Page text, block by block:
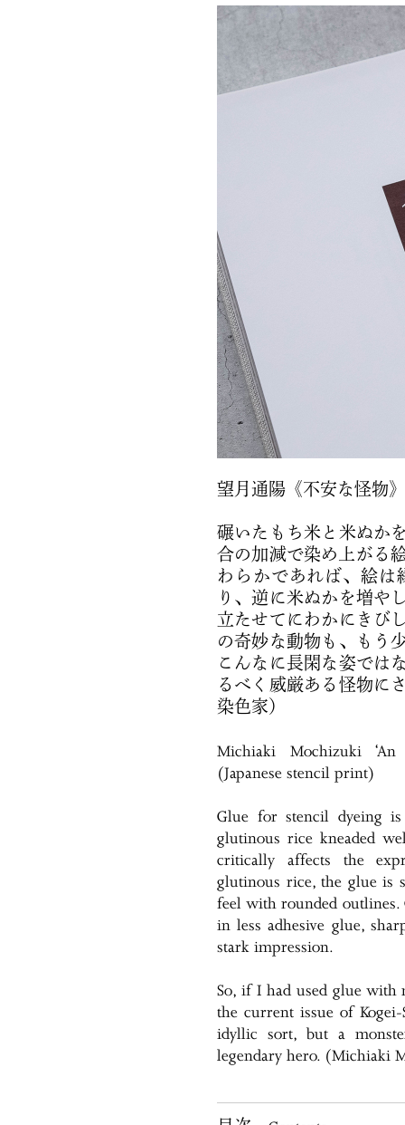
望月通陽《不安な怪
碾いたもち米と米ぬか
合の加減で染め上がる
わらかであれば、絵は
り、逆に米ぬかを増や
立たせてにわかにきび
の奇妙な動物も、もう
こんなに長閑な姿では
るべく威厳ある怪物に
染色家）
Michiaki Mochizuki ‘An
(Japanese stencil print)
Glue for stencil dyeing
glutinous rice kneaded
critically affects the
glutinous rice, the glue is
feel with rounded
in less adhesive glue,
stark impression.
So, if I had used glue
the current issue of
idyllic sort, but a
legendary hero. (Michiaki